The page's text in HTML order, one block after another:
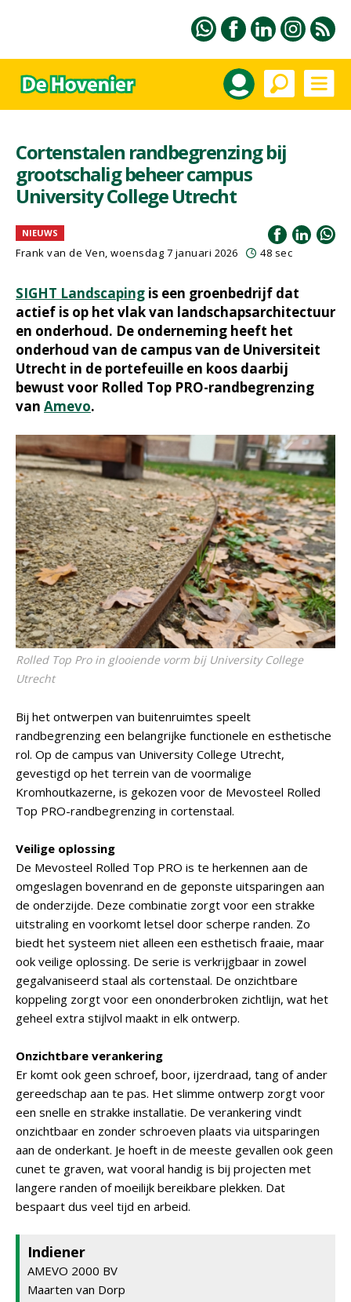
Cortenstalen randbegrenzing bij
grootschalig beheer campus
University College Utrecht
NIEUWS
Frank van de Ven, woensdag 7 januari 2026 48 sec
SIGHT Landscaping is een groenbedrijf dat
actief is op het vlak van landschapsarchitectuur
en onderhoud. De onderneming heeft het
onderhoud van de campus van de Universiteit
Utrecht in de portefeuille en koos daarbij
bewust voor Rolled Top PRO-randbegrenzing
van Amevo.
Rolled Top Pro in glooiende vorm bij University College
Utrecht
Bij het ontwerpen van buitenruimtes speelt
randbegrenzing een belangrijke functionele en esthetische
rol. Op de campus van University College Utrecht,
gevestigd op het terrein van de voormalige
Kromhoutkazerne, is gekozen voor de Mevosteel Rolled
Top PRO-randbegrenzing in cortenstaal.
Veilige oplossing
De Mevosteel Rolled Top PRO is te herkennen aan de
omgeslagen bovenrand en de geponste uitsparingen aan
de onderzijde. Deze combinatie zorgt voor een strakke
uitstraling en voorkomt letsel door scherpe randen. Zo
biedt het systeem niet alleen een esthetisch fraaie, maar
ook veilige oplossing. De serie is verkrijgbaar in zowel
gegalvaniseerd staal als cortenstaal. De onzichtbare
koppeling zorgt voor een ononderbroken zichtlijn, wat het
geheel extra stijlvol maakt in elk ontwerp.
Onzichtbare verankering
Er komt ook geen schroef, boor, ijzerdraad, tang of ander
gereedschap aan te pas. Het slimme ontwerp zorgt voor
een snelle en strakke installatie. De verankering vindt
onzichtbaar en zonder schroeven plaats via uitsparingen
aan de onderkant. Je hoeft in de meeste gevallen ook geen
cunet te graven, wat vooral handig is bij projecten met
langere randen of moeilijk bereikbare plekken. Dat
bespaart dus veel tijd en arbeid.
Indiener
AMEVO 2000 BV
Maarten van Dorp